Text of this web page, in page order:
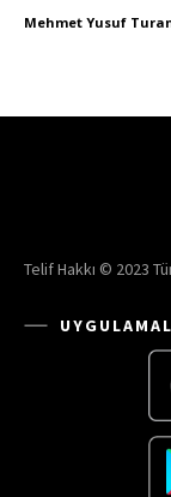
Mehmet Yusuf
Telif Hakkı © 2023